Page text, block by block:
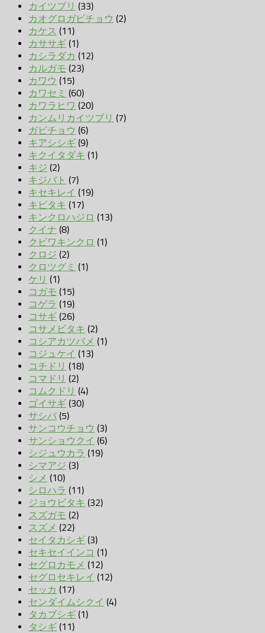
カイツブリ (33)
カオグロガビチョウ (2)
カケス (11)
カササギ (1)
カシラダカ (12)
カルガモ (23)
カワウ (15)
カワセミ (60)
カワラヒワ (20)
カンムリカイツブリ (7)
ガビチョウ (6)
キアシシギ (9)
キクイタダキ (1)
キジ (2)
キジバト (7)
キセキレイ (19)
キビタキ (17)
キンクロハジロ (13)
クイナ (8)
クビワキンクロ (1)
クロジ (2)
クロツグミ (1)
ケリ (1)
コガモ (15)
コゲラ (19)
コサギ (26)
コサメビタキ (2)
コシアカツバメ (1)
コジュケイ (13)
コチドリ (18)
コマドリ (2)
コムクドリ (4)
ゴイサギ (30)
サシバ (5)
サンコウチョウ (3)
サンショウクイ (6)
シジュウカラ (19)
シマアジ (3)
シメ (10)
シロハラ (11)
ジョウビタキ (32)
スズガモ (2)
スズメ (22)
セイタカシギ (3)
セキセイインコ (1)
セグロカモメ (12)
セグロセキレイ (12)
セッカ (17)
センダイムシクイ (4)
タカブシギ (1)
タシギ (11)